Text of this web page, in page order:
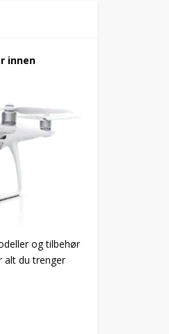
innen
og tilbehør
alt du trenger